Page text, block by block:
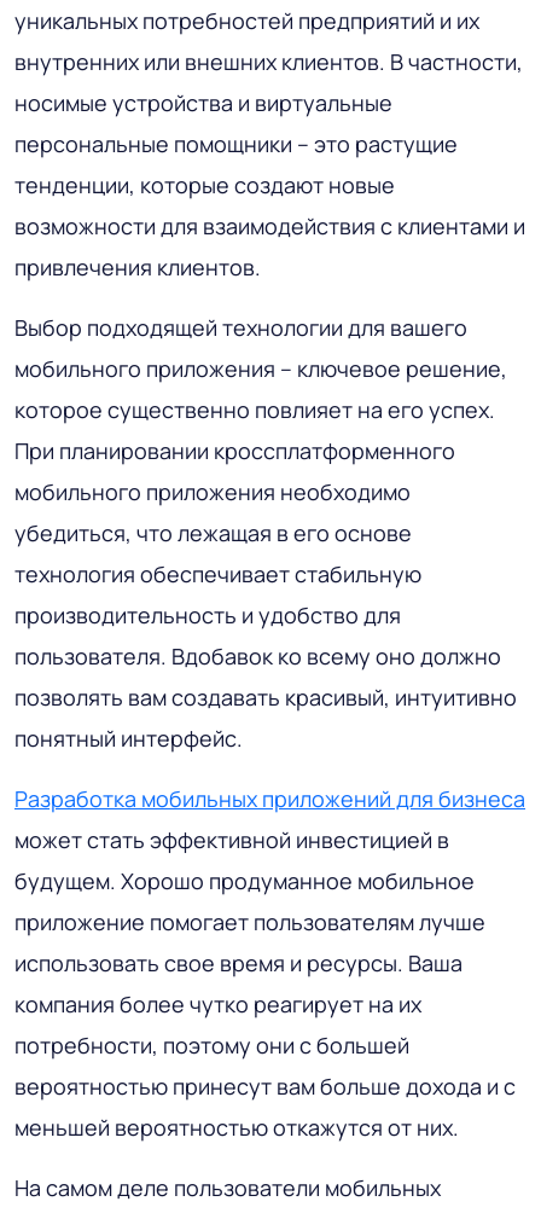
уникальных потребностей предприятий и их
внутренних или внешних клиентов. В частности,
носимые устройства и виртуальные
персональные помощники – это растущие
тенденции, которые создают новые
возможности для взаимодействия с клиентами и
привлечения клиентов.
Выбор подходящей технологии для вашего
мобильного приложения – ключевое решение,
которое существенно повлияет на его успех.
При планировании кроссплатформенного
мобильного приложения необходимо
убедиться, что лежащая в его основе
технология обеспечивает стабильную
производительность и удобство для
пользователя. Вдобавок ко всему оно должно
позволять вам создавать красивый, интуитивно
понятный интерфейс.
Разработка мобильных приложений для бизнеса
может стать эффективной инвестицией в
будущем. Хорошо продуманное мобильное
приложение помогает пользователям лучше
использовать свое время и ресурсы. Ваша
компания более чутко реагирует на их
потребности, поэтому они с большей
вероятностью принесут вам больше дохода и с
меньшей вероятностью откажутся от них.
На самом деле пользователи мобильных